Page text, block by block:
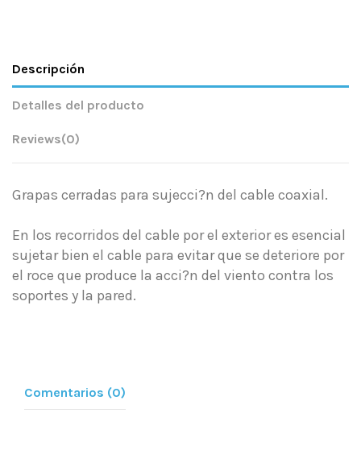
Descripción
Detalles del producto
Reviews(0)
Grapas cerradas para sujecci?n del cable coaxial.
En los recorridos del cable por el exterior es esencial
sujetar bien el cable para evitar que se deteriore por
el roce que produce la acci?n del viento contra los
soportes y la pared.
Comentarios (0)